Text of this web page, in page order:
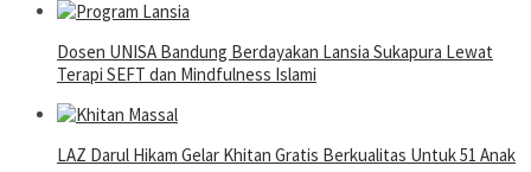
Dosen UNISA Bandung Berdayakan Lansia Sukapura Lewat
Terapi SEFT dan Mindfulness Islami
LAZ Darul Hikam Gelar Khitan Gratis Berkualitas Untuk 51 Anak